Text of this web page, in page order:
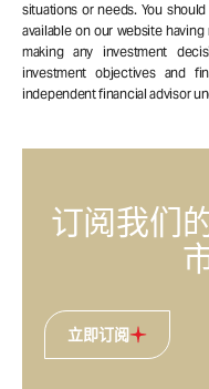
situations or needs. You
available on our website
making any investment
investment objectives and
independent financial advisor
订阅我们
立即订阅